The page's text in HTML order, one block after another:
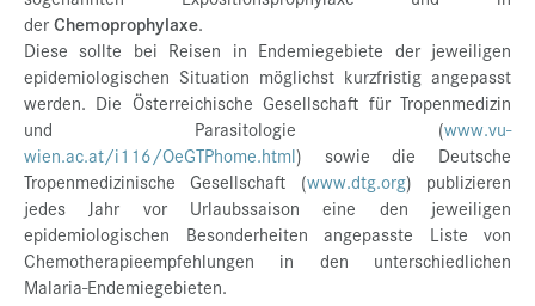
derChemoprophylaxe.
Diese sollte bei Reisen in Endemiegebiete der jeweiligen
epidemiologischen Situation möglichst kurzfristig angepasst
werden. Die Österreichische Gesellschaft für Tropenmedizin
und Parasitologie (www.vu-
wien.ac.at/i116/OeGTPhome.html) sowie die Deutsche
Tropenmedizinische Gesellschaft (www.dtg.org) publizieren
jedes Jahr vor Urlaubssaison eine den jeweiligen
epidemiologischen Besonderheiten angepasste Liste von
Chemotherapieempfehlungen in den unterschiedlichen
Malaria-Endemiegebieten.